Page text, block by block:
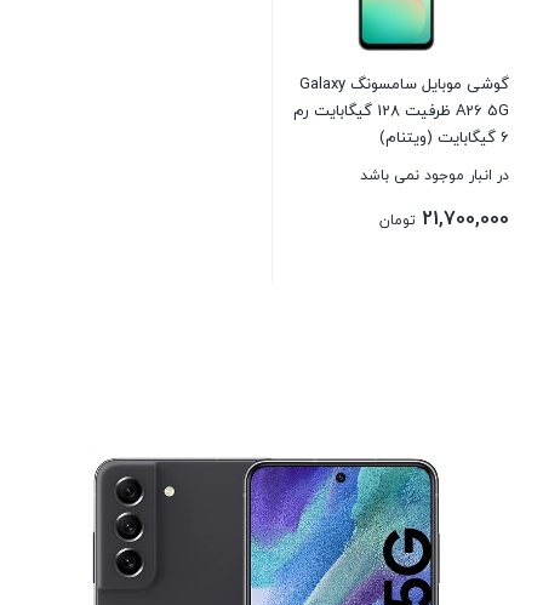
گوشی موبايل سامسونگ Galaxy
A26 5G ظرفیت 128 گیگابایت رم
6 گیگابایت (ویتنام)
در انبار موجود نمی باشد
21,700,000 تومان